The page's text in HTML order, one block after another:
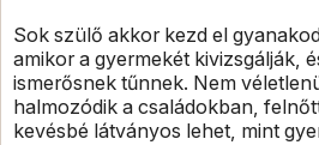
Sok szülő akkor kezd el
amikor a gyermekét kivizsgálják,
ismerősnek tűnnek. Nem
halmozódik a családokban,
kevésbé látványos lehet, mint